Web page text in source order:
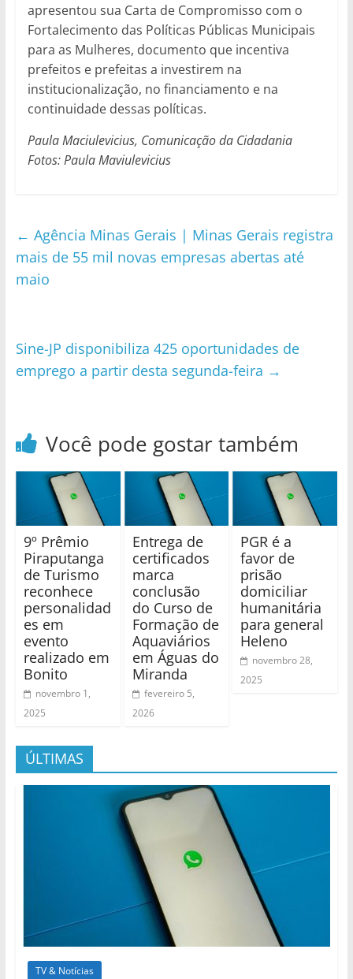
apresentou sua Carta de Compromisso com o
Fortalecimento das Políticas Públicas Municipais
para as Mulheres, documento que incentiva
prefeitos e prefeitas a investirem na
institucionalização, no financiamento e na
continuidade dessas políticas.
Paula Maciulevicius, Comunicação da Cidadania
Fotos: Paula Maviulevicius
← Agência Minas Gerais | Minas Gerais registra
mais de 55 mil novas empresas abertas até
maio
Sine-JP disponibiliza 425 oportunidades de
emprego a partir desta segunda-feira →
Você pode gostar também
9º Prêmio
Piraputanga
de Turismo
reconhece
personalidad
es em
evento
realizado em
Bonito
novembro 1,
2025
Entrega de
certificados
marca
conclusão
do Curso de
Formação de
Aquaviários
em Águas do
Miranda
fevereiro 5,
2026
PGR é a
favor de
prisão
domiciliar
humanitária
para general
Heleno
novembro 28,
2025
ÚLTIMAS
TV & Notícias